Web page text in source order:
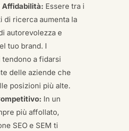
Affidabilità: Essere tra i
di ricerca aumenta la
autorevolezza e
tuo brand. I
a fidarsi
delle aziende che
posizioni più alte.
In un
più affollato,
SEO e SEM ti